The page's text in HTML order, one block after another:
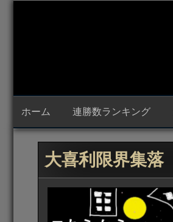
プ
ホーム 連勝数ランキング
大喜利限界集落